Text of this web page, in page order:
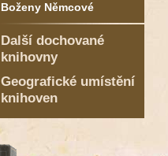
Boženy Němcové
Další dochované
knihovny
Geografické umístění
knihoven